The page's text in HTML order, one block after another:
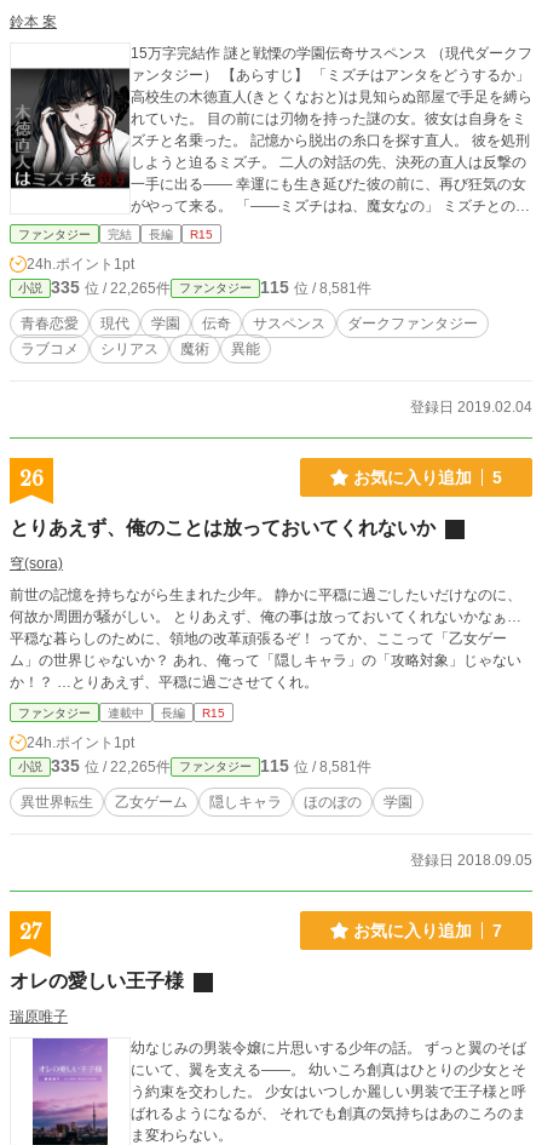
鈴本 案
15万字完結作 謎と戦慄の学園伝奇サスペンス （現代ダークフ
ァンタジー） 【あらすじ】 「ミズチはアンタをどうするか」
高校生の木徳直人(きとくなおと)は見知らぬ部屋で手足を縛ら
れていた。 目の前には刃物を持った謎の女。彼女は自身をミ
ズチと名乗った。 記憶から脱出の糸口を探す直人。 彼を処刑
しようと迫るミズチ。 二人の対話の先、決死の直人は反撃の
一手に出る―― 幸運にも生き延びた彼の前に、再び狂気の女
がやって来る。 「――ミズチはね、魔女なの」 ミズチとの事
件。それは謎を伴う闇の闘争のきっかけに過ぎなかった。 学
現れる。 生死を賭ける暗闘が幕を切った。 ――しかし事態は
思わぬ変化をしていく。 「お前を、殺してやる」 人と悪、狂
気の果て、希望の物語。
ファンタジー 完結 長編 R15
24h.ポイント 1pt
小説 335 位 / 22,265件 ファンタジー 115 位 / 8,581件
青春恋愛 現代 学園 伝奇 サスペンス
ダークファンタジー
ラブコメ
シリアス 魔術 異能
登録日 2019.02.04
26 お気に入り追加 5
とりあえず、俺のことは放っておいてくれないか
穹(sora)
前世の記憶を持ちながら生まれた少年。 静かに平穏に過ごしたいだけなのに、
何故か周囲が騒がしい。 とりあえず、俺の事は放っておいてくれないかなぁ…
平穏な暮らしのために、領地の改革頑張るぞ！ ってか、ここって「乙女ゲー
ム」の世界じゃないか？ あれ、俺って「隠しキャラ」の「攻略対象」じゃない
か！？ …とりあえず、平穏に過ごさせてくれ。
ファンタジー 連載中 長編 R15
24h.ポイント 1pt
小説 335 位 / 22,265件 ファンタジー 115 位 / 8,581件
異世界転生 乙女ゲーム 隠しキャラ ほのぼの 学園
登録日 2018.09.05
27 お気に入り追加 7
オレの愛しい王子様
瑞原唯子
幼なじみの男装令嬢に片思いする少年の話。 ずっと翼のそば
にいて、翼を支える——。 幼いころ創真はひとりの少女とそ
う約束を交わした。 少女はいつしか麗しい男装で王子様と呼
ばれるようになるが、 それでも創真の気持ちはあのころのま
ま変わらない。